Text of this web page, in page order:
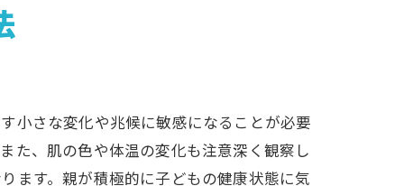
小さな変化や兆候に敏感になることが必要
た、肌の色や体温の変化も注意深く観察し
ます。親が積極的に子どもの健康状態に気